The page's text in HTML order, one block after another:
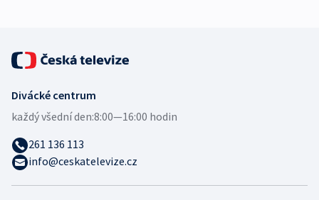
Divácké centrum
každý všední den:8:00—16:00 hodin
261 136 113
info@ceskatelevize.cz